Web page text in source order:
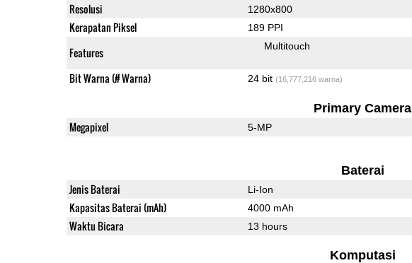
Resolusi 1280x800
Kerapatan Piksel 189 PPI
Features Multitouch
Bit Warna (# Warna) 24 bit (16,777,216 warna)
Primary Camera
Megapixel 5-MP
Baterai
Jenis Baterai Li-Ion
Kapasitas Baterai (mAh) 4000 mAh
Waktu Bicara 13 hours
Komputasi